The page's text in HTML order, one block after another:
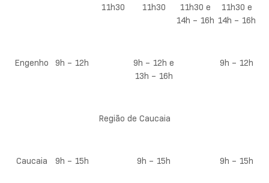
11h30
11h30
11h30 e
14h – 16h
11h30 e
14h – 16h
Engenho 9h – 12h
9h – 12h e
13h – 16h
9h – 12h
Região de Caucaia
Caucaia 9h – 15h 9h – 15h 9h – 15h